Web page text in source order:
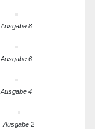
Ausgabe 8
Ausgabe 6
Ausgabe 4
Ausgabe 2